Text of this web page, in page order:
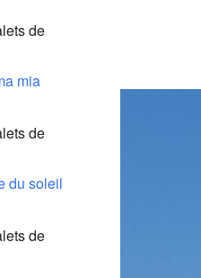
de
mia
de
du soleil
de